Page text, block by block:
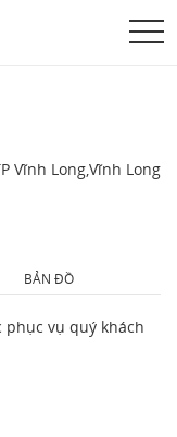
Vĩnh Long,Vĩnh Long
BẢN ĐỒ
phục vụ quý khách